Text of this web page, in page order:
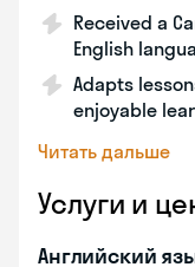
Received a
English
Adapts
enjoyable
Читать дальше
Услуги и
Английский